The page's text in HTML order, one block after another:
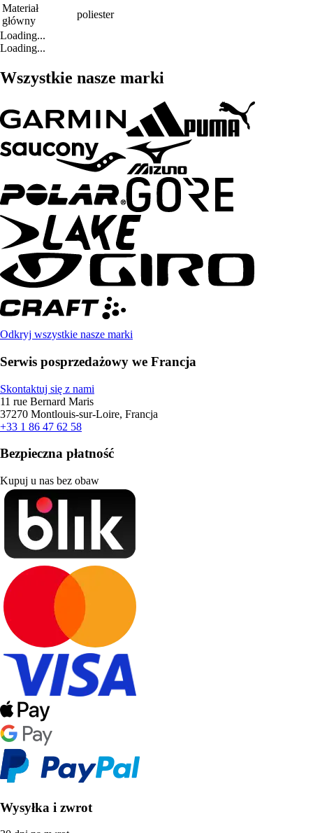
Materiał
główny
poliester
Loading...
Loading...
Wszystkie nasze marki
Odkryj wszystkie nasze marki
Serwis posprzedażowy we Francja
Skontaktuj się z nami
11 rue Bernard Maris
37270 Montlouis-sur-Loire, Francja
+33 1 86 47 62 58
Bezpieczna płatność
Kupuj u nas bez obaw
Wysyłka i zwrot